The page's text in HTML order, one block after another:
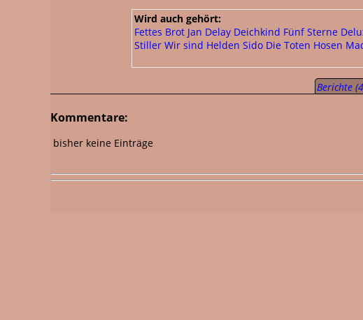
Wird auch gehört:
Fettes Brot Jan Delay Deichkind Fünf Sterne
Stiller Wir sind Helden Sido Die Toten Hosen
Berichte
Kommentare:
bisher keine Einträge